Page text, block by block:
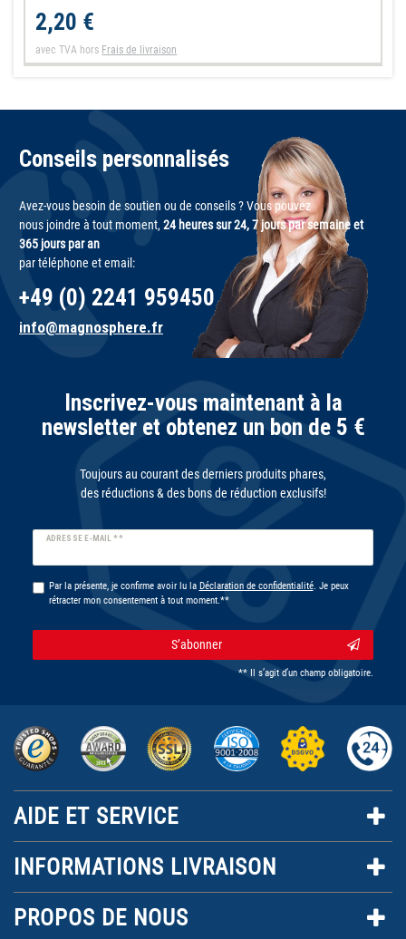
2,20 €
avec TVA hors Frais de livraison
Conseils personnalisés
Avez-vous besoin de soutien ou de conseils ? Vous pouvez
nous joindre à tout moment, 24 heures sur 24, 7 jours par semaine et
365 jours par an
par téléphone et email:
+49 (0) 2241 959450
info@magnosphere.fr
Inscrivez-vous maintenant à la
newsletter et obtenez un bon de 5 €
Toujours au courant des derniers produits phares,
des réductions & des bons de réduction exclusifs!
ADRESSE E-MAIL **
Ceres::Template.newsletterHoneypotLabel
Par la présente, je confirme avoir lu la Déclaration de confidentialité. Je peux
rétracter mon consentement à tout moment.**
S’abonner
** Il s’agit d’un champ obligatoire.
AIDE ET SERVICE
INFORMATIONS LIVRAISON
PROPOS DE NOUS